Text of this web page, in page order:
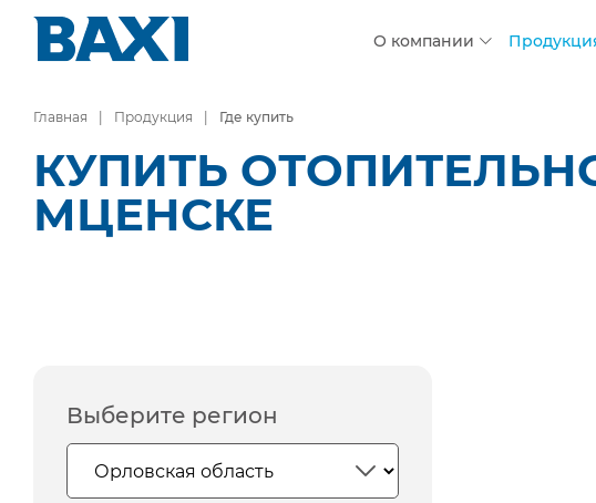
О компании
Главная Продукция Где купить
КУПИТЬ
МЦЕНСКЕ
Выберите регион